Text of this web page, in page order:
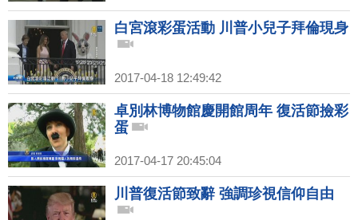
白宮滾彩蛋活動 川普小兒子拜倫現身
2017-04-18 12:49:42
卓別林博物館慶開館周年 復活節撿彩
蛋
2017-04-17 20:45:04
川普復活節致辭 強調珍視信仰自由